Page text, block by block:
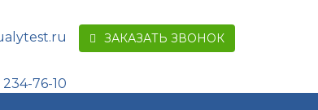
ЗАКАЗАТЬ ЗВОНОК
76-10